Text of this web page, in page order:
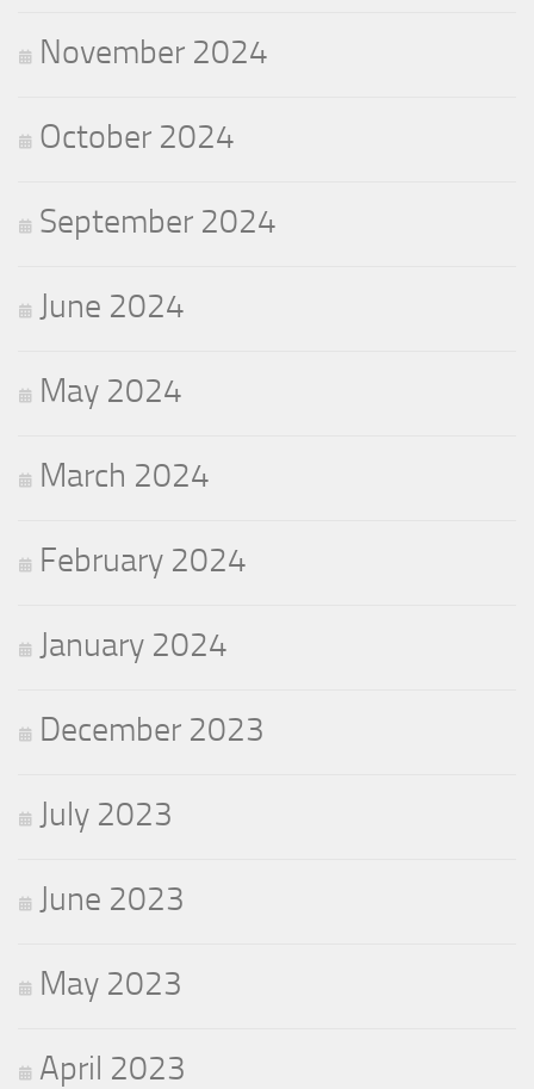
November 2024
October 2024
September 2024
June 2024
May 2024
March 2024
February 2024
January 2024
December 2023
July 2023
June 2023
May 2023
April 2023